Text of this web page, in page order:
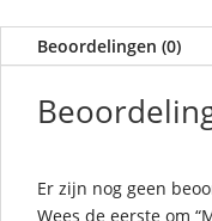
Beoordelingen (0)
Er zijn nog geen
Wees de eerste om